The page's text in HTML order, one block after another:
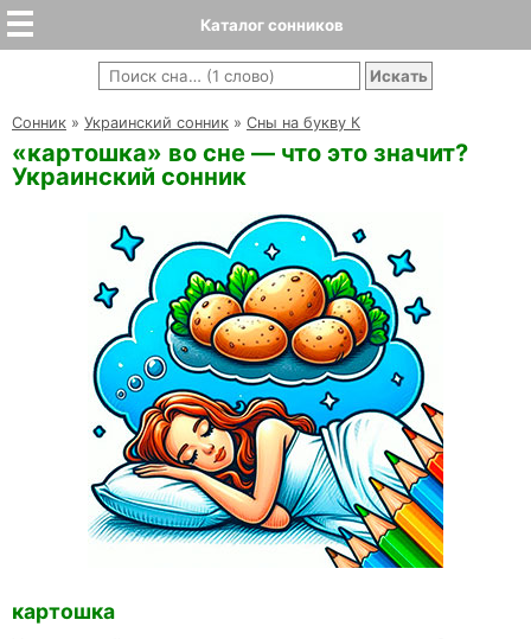
Каталог сонников
Cонник » Украинский сонник » Сны на букву К
«картошка» во сне — что это значит?
Украинский сонник
картошка